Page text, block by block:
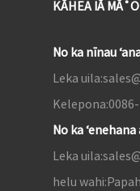
KĀHEA IĀ
No ka nīnau
Leka uila:
Kelepona:
No ka
Leka uila:
helu wahi: